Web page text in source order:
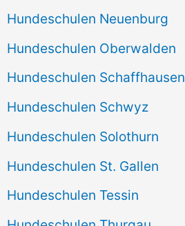
Hundeschulen Neuenburg
Hundeschulen Oberwalden
Hundeschulen Schaffhausen
Hundeschulen Schwyz
Hundeschulen Solothurn
Hundeschulen St. Gallen
Hundeschulen Tessin